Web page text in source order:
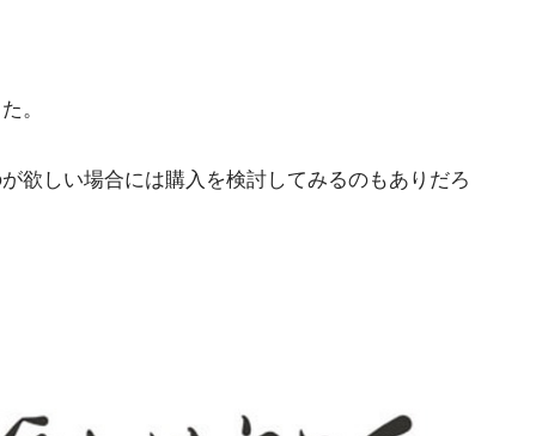
。
欲しい場合には購入を検討してみるのもありだろ